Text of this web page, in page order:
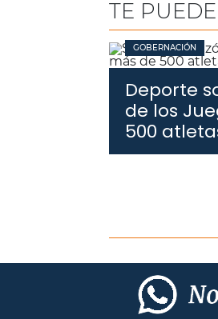
TE
GOBERNACIÓN
Deporte
de los
500